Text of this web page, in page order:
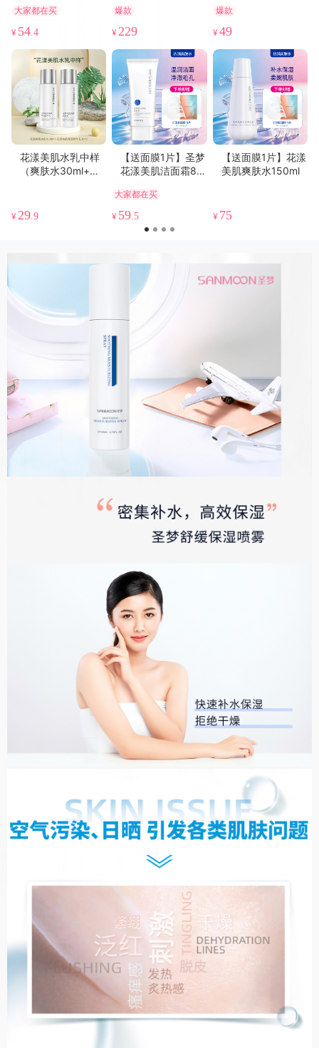
大家都在买
¥ 54.4
爆款
¥229
爆款
¥49
花漾美肌水乳中样
（爽肤水30ml+精
¥ 29 .9
【送面膜1片】圣梦
花漾美肌洁面霜80
大家都在买
¥ 59 .5
【送面膜1片】花漾
美肌爽肤水150ml
¥ 75